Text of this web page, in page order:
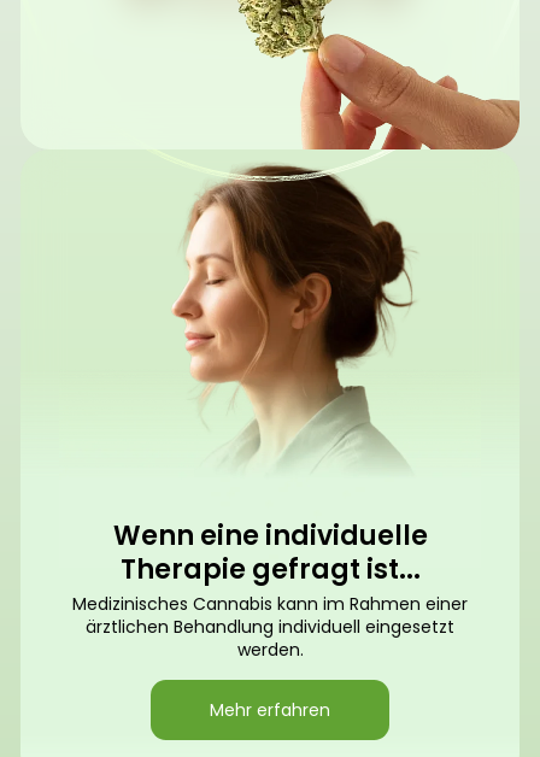
Wenn eine individuelle
Therapie gefragt ist...
Medizinisches Cannabis kann im Rahmen einer
ärztlichen Behandlung individuell eingesetzt
werden.
Mehr erfahren